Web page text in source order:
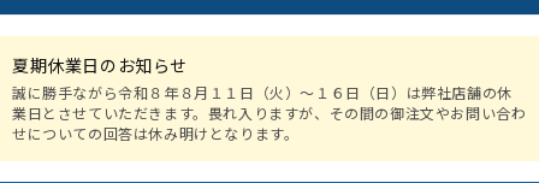
夏期休業日のお知らせ
誠に勝手ながら令和８年８月１１日（火）〜１６日（日）は弊社店舗の休
業日とさせていただきます。畏れ入りますが、その間の御注文やお問い合わ
せについての回答は休み明けとなります。